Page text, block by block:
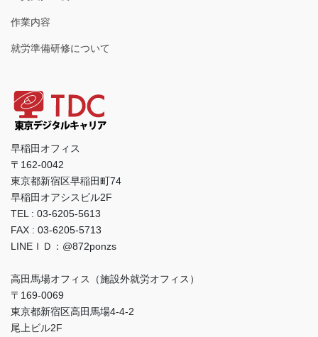
作業内容
就労準備研修について
早稲田オフィス
〒162-0042
東京都新宿区早稲田町74
早稲田オアシスビル2F
TEL : 03-6205-5613
FAX : 03-6205-5713
LINEＩＤ：@872ponzs
高田馬場オフィス（施設外就労オフィス）
〒169-0069
東京都新宿区高田馬場4-4-2
尾上ビル2F